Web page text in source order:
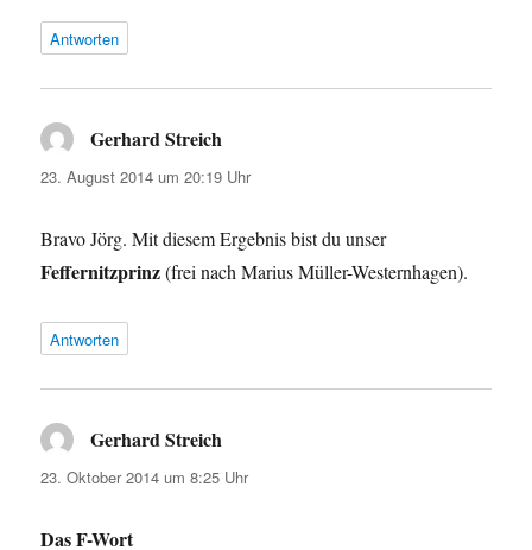
Antworten
Gerhard Streich
23. August 2014 um 20:19 Uhr
Bravo Jörg. Mit diesem Ergebnis bist du unser
Feffernitzprinz(frei nach Marius Müller-Westernhagen).
Antworten
Gerhard Streich
23. Oktober 2014 um 8:25 Uhr
Das F-Wort